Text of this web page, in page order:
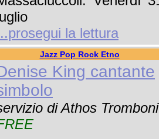
la lettura
Jazz Pop Rock Etno
King cantante
di Athos Tromboni